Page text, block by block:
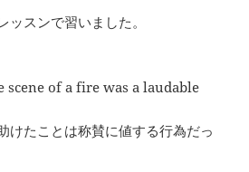
ッスンで習いました。
scene of a fire was a laudable
けたことは称賛に値する行為だっ